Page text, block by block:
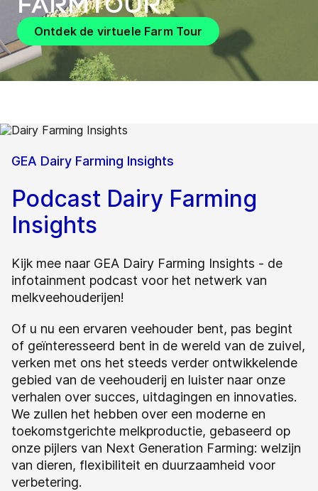
Ontdek de virtuele Farm Tour
GEA Dairy Farming Insights
Podcast Dairy Farming
Insights
Kijk mee naar GEA Dairy Farming Insights - de
infotainment podcast voor het netwerk van
melkveehouderijen!
Of u nu een ervaren veehouder bent, pas begint
of geïnteresseerd bent in de wereld van de zuivel,
verken met ons het steeds verder ontwikkelende
gebied van de veehouderij en luister naar onze
verhalen over succes, uitdagingen en innovaties.
We zullen het hebben over een moderne en
toekomstgerichte melkproductie, gebaseerd op
onze pijlers van Next Generation Farming: welzijn
van dieren, flexibiliteit en duurzaamheid voor
verbetering.